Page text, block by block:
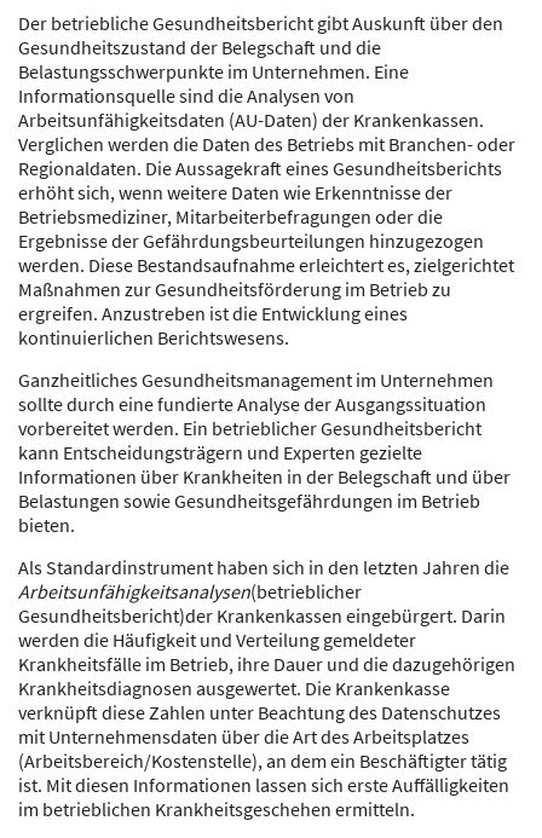
Der betriebliche Gesundheitsbericht gibt Auskunft über den
Gesundheitszustand der Belegschaft und die
Belastungsschwerpunkte im Unternehmen. Eine
Informationsquelle sind die Analysen von
Arbeitsunfähigkeitsdaten (AU-Daten) der Krankenkassen.
Verglichen werden die Daten des Betriebs mit Branchen- oder
Regionaldaten. Die Aussagekraft eines Gesundheitsberichts
erhöht sich, wenn weitere Daten wie Erkenntnisse der
Betriebsmediziner, Mitarbeiterbefragungen oder die
Ergebnisse der Gefährdungsbeurteilungen hinzugezogen
werden. Diese Bestandsaufnahme erleichtert es, zielgerichtet
Maßnahmen zur Gesundheitsförderung im Betrieb zu
ergreifen. Anzustreben ist die Entwicklung eines
kontinuierlichen Berichtswesens.
Ganzheitliches Gesundheitsmanagement im Unternehmen
sollte durch eine fundierte Analyse der Ausgangssituation
vorbereitet werden. Ein betrieblicher Gesundheitsbericht
kann Entscheidungsträgern und Experten gezielte
Informationen über Krankheiten in der Belegschaft und über
Belastungen sowie Gesundheitsgefährdungen im Betrieb
bieten.
Als Standardinstrument haben sich in den letzten Jahren die
Arbeitsunfähigkeitsanalysen(betrieblicher
Gesundheitsbericht)der Krankenkassen eingebürgert. Darin
werden die Häufigkeit und Verteilung gemeldeter
Krankheitsfälle im Betrieb, ihre Dauer und die dazugehörigen
Krankheitsdiagnosen ausgewertet. Die Krankenkasse
verknüpft diese Zahlen unter Beachtung des Datenschutzes
mit Unternehmensdaten über die Art des Arbeitsplatzes
(Arbeitsbereich/Kostenstelle), an dem ein Beschäftigter tätig
ist. Mit diesen Informationen lassen sich erste Auffälligkeiten
im betrieblichen Krankheitsgeschehen ermitteln.